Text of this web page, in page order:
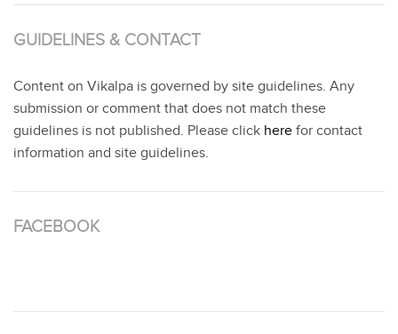
GUIDELINES & CONTACT
Content on Vikalpa is governed by site guidelines. Any
submission or comment that does not match these
guidelines is not published. Please click here for contact
information and site guidelines.
FACEBOOK